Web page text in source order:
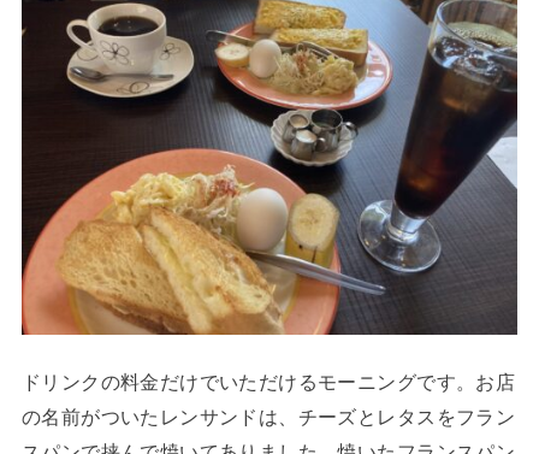
ドリンクの料金だけでいただけるモーニングです。お店
の名前がついたレンサンドは、チーズとレタスをフラン